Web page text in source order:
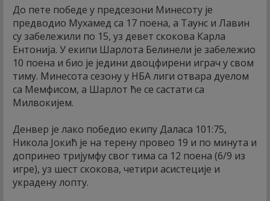
До пете победе у предсезони Минесоту је
предводио Мухамед са 17 поена, а Таунс и Лавин
су забележили по 15, уз девет скокова Карла
Ентонија. У екипи Шарлота Белинели је забележио
10 поена и био је једини двоцфирени играч у свом
тиму. Минесота сезону у НБА лиги отвара дуелом
са Мемфисом, а Шарлот ће се састати са
Милвокијем.
Денвер је лако победио екипу Даласа 101:75,
Никола Јокић је на терену провео 19 и по минута и
допринео тријумфу свог тима са 12 поена (6/9 из
игре), уз шест скокова, четири асистеције и
украдену лопту.